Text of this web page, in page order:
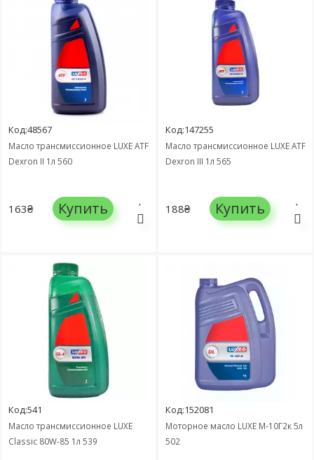
Код:48567
Масло трансмиссионное LUXE ATF
Dexron II 1л 560
163₴ Купить
Код:147255
Масло трансмиссионное LUXE ATF
Dexron III 1л 565
188₴ Купить
Код:541
Масло трансмиссионное LUXE
Classic 80W-85 1л 539
Код:152081
Моторное масло LUXE М-10Г2к 5л
502